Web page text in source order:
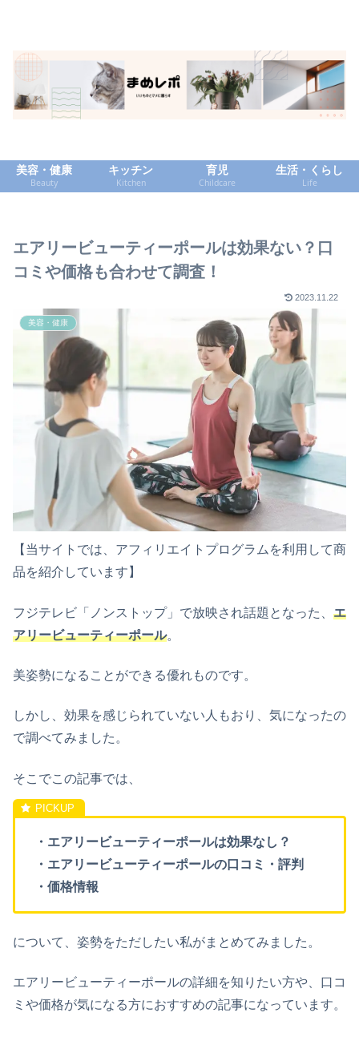
美容・健康
Beauty
キッチン
Kitchen
育児
Childcare
生活・くらし
Life
エアリービューティーポールは効果ない？口
コミや価格も合わせて調査！
2023.11.22
美容・健康
【当サイトでは、アフィリエイトプログラムを利用して商
品を紹介しています】
フジテレビ「ノンストップ」で放映され話題となった、 エ
アリービューティーポール。
美姿勢になることができる優れものです。
しかし、効果を感じられていない人もおり、気になったの
で調べてみました。
そこでこの記事では、
・エアリービューティーポールは効果なし？
・エアリービューティーポールの口コミ・評判
・価格情報
について、姿勢をただしたい私がまとめてみました。
エアリービューティーポールの詳細を知りたい方や、口コ
ミや価格が気になる方におすすめの記事になっています。